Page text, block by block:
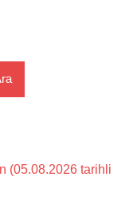
(05.08.2026 tarihli